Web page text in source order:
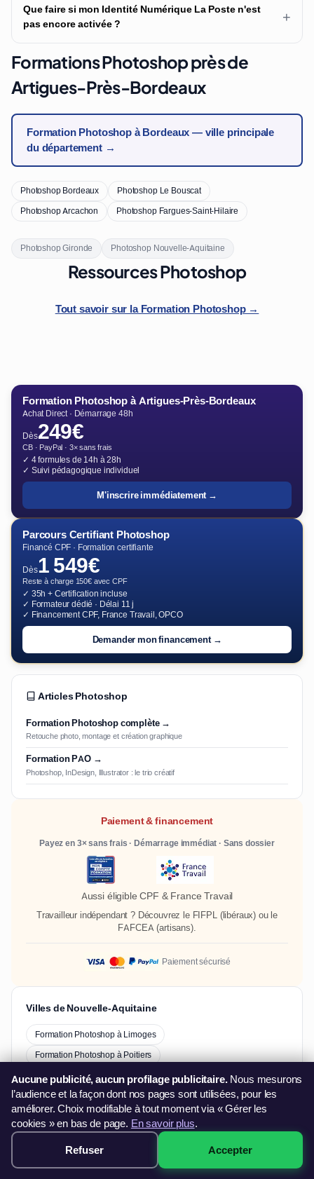
Que faire si mon Identité Numérique La Poste n'est
pas encore activée ?
+
Formations Photoshop près de
Artigues-Près-Bordeaux
Formation Photoshop à Bordeaux — ville principale
du département →
Photoshop Bordeaux
Photoshop Le Bouscat
Photoshop Arcachon
Photoshop Fargues-Saint-Hilaire
Photoshop Gironde Photoshop Nouvelle-Aquitaine
Ressources Photoshop
Tout savoir sur la Formation Photoshop →
Formation Photoshop à Artigues-Près-Bordeaux
Achat Direct · Démarrage 48h
Dès249€
CB · PayPal · 3× sans frais
✓ 4 formules de 14h à 28h
✓ Suivi pédagogique individuel
M'inscrire immédiatement →
Parcours Certifiant Photoshop
Financé CPF · Formation certifiante
Dès1 549€
Reste à charge 150€ avec CPF
✓ 35h + Certification incluse
✓ Formateur dédié · Délai 11 j
✓ Financement CPF, France Travail, OPCO
Demander mon financement →
Articles Photoshop
Formation Photoshop complète →
Retouche photo, montage et création graphique
Formation PAO →
Photoshop, InDesign, Illustrator : le trio créatif
Paiement & financement
Payez en 3× sans frais · Démarrage immédiat · Sans dossier
Aussi éligible CPF & France Travail
Travailleur indépendant ? Découvrez le FIFPL(libéraux) ou le
FAFCEA (artisans).
Paiement sécurisé
Villes de Nouvelle-Aquitaine
Formation Photoshop à Limoges
Formation Photoshop à Poitiers
Formation Photoshop à La Rochelle
Formation Photoshop à Pau
Formation Photoshop à Brive-La-Gaillarde
Formation Photoshop à Angoulême
349€ · Voir les sessions →
Aucune publicité, aucun profilage publicitaire.Nous mesurons
l’audience et la façon dont nos pages sont utilisées, pour les
améliorer. Choix modifiable à tout moment via « Gérer les
cookies » en bas de page. En savoir plus.
Refuser Accepter